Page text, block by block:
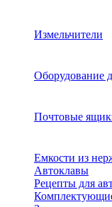
Измельчители
Оборудование
Почтовые
Емкости из
Автоклавы
Рецепты для